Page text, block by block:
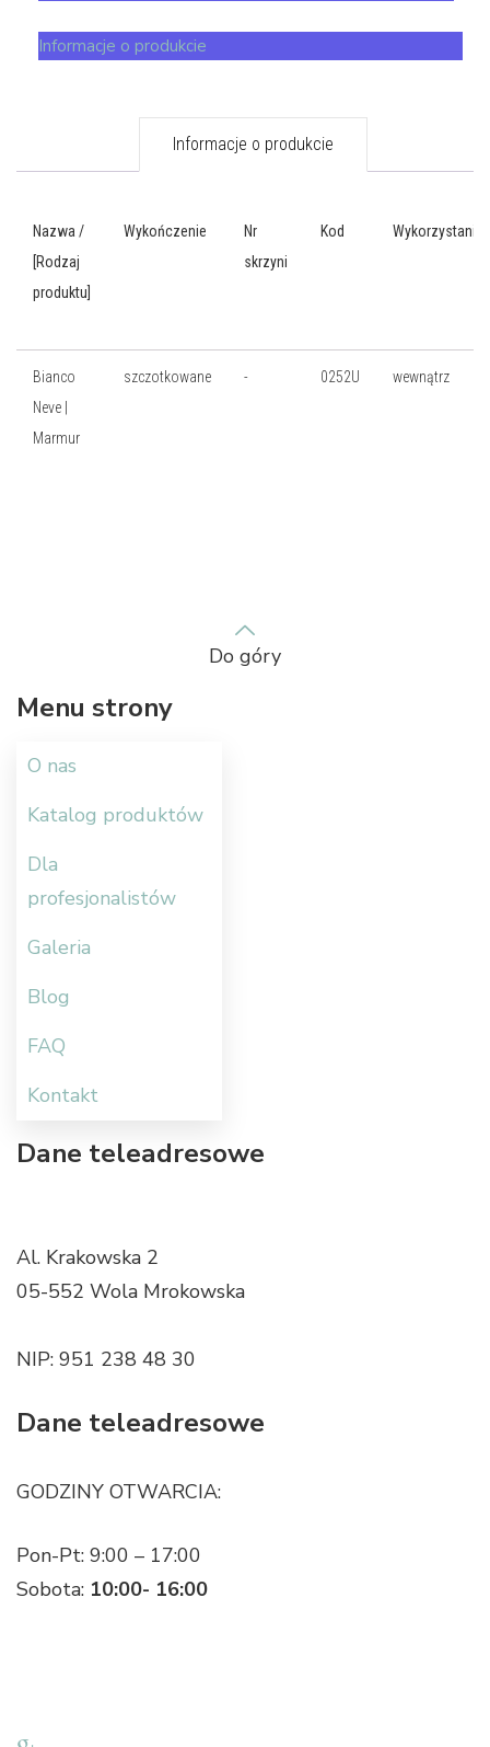
Informacje o produkcie
Informacje o produkcie
Nazwa /
[Rodzaj
produktu]
Wykończenie
Nr
skrzyni
Kod Wykorzystanie
Bianco
Neve |
Marmur
szczotkowane - 0252U wewnątrz
Do góry
Menu strony
O nas
Katalog produktów
Dla
profesjonalistów
Galeria
Blog
FAQ
Kontakt
Dane teleadresowe
Al. Krakowska 2
05-552 Wola Mrokowska
NIP: 951 238 48 30
Dane teleadresowe
GODZINY OTWARCIA:
Pon-Pt: 9:00 – 17:00
Sobota: 10:00- 16:00